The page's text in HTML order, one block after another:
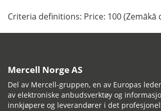
Criteria definitions: Price: 100 (Zemākā
Mercell Norge AS
Del av Mercell-gruppen, en av Europas
av elektroniske anbudsverktøy og
innkjøpere og leverandører i det